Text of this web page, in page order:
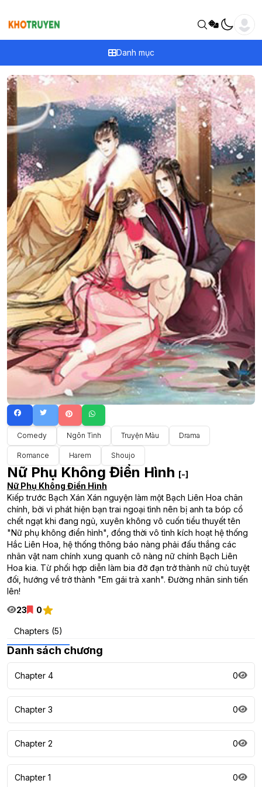
Danh mục
Comedy Ngôn Tình Truyện Màu Drama
Romance Harem Shoujo
Nữ Phụ Không Điển Hình [-]
Nữ Phụ Không Điển Hình
Kiếp trước Bạch Xán Xán nguyện làm một Bạch Liên Hoa chân
chính, bởi vì phát hiện bạn trai ngoại tình nên bị anh ta bóp cổ
chết ngạt khi đang ngủ, xuyên không vô cuốn tiểu thuyết tên
"Nữ phụ không điển hình", đồng thời vô tình kích hoạt hệ thống
Hắc Liên Hoa, hệ thống thông báo nàng phải đấu thắng các
nhân vật nam chính xung quanh cô nàng nữ chính Bạch Liên
Hoa kia. Từ phối hợp diễn làm bia đỡ đạn trở thành nữ chủ tuyệt
đối, hướng về trở thành "Em gái trà xanh". Đường nhân sinh tiến
lên!
23
0
Chapters (5)
Danh sách chương
Chapter 4 0
Chapter 3 0
Chapter 2 0
Chapter 1 0